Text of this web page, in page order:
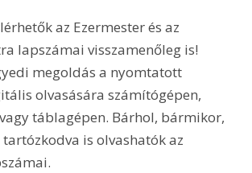
az Ezermester és az
lapszámai visszamenőleg is!
megoldás a nyomtatott
olvasására számítógépen,
táblagépen. Bárhol, bármikor,
is olvashatók az